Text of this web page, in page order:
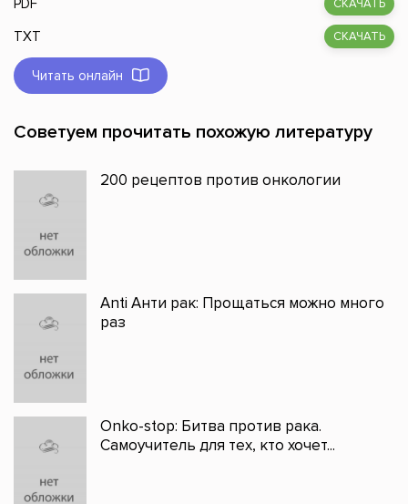
PDF СКАЧАТЬ
TXT СКАЧАТЬ
Читать онлайн
Советуем прочитать похожую литературу
200 рецептов против онкологии
Anti Анти рак: Прощаться можно много
раз
Onko-stop: Битва против рака.
Самоучитель для тех, кто хочет...